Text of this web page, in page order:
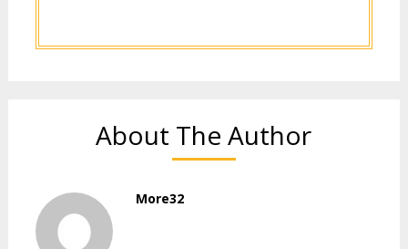
About The Author
More32